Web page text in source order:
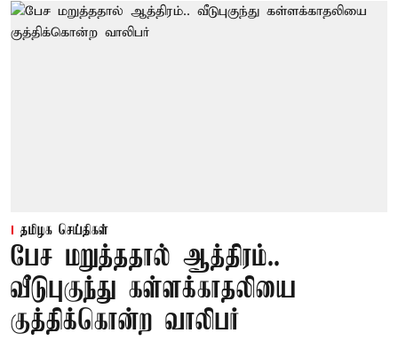
தமிழக செய்திகள்
பேச மறுத்ததால் ஆத்திரம்..
வீடுபுகுந்து கள்ளக்காதலியை
குத்திக்கொன்ற வாலிபர்